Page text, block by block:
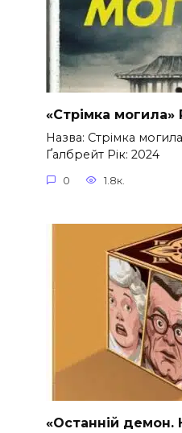
«Стрімка
Назва: Стрімка
Ґалбрейт Рік: 2024
0 1.8к.
«Останній демон.